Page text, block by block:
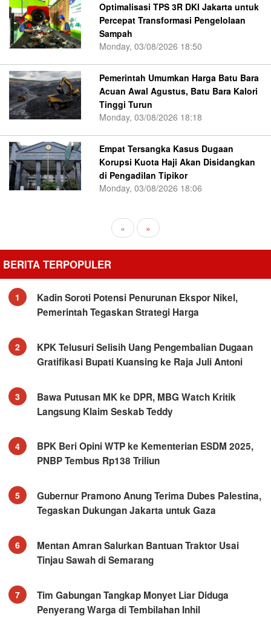
Optimalisasi TPS 3R DKI Jakarta untuk
Percepat Transformasi Pengelolaan
Sampah
Monday, 03/08/2026 18:50
Pemerintah Umumkan Harga Batu Bara
Acuan Awal Agustus, Batu Bara Kalori
Tinggi Turun
Monday, 03/08/2026 18:18
Empat Tersangka Kasus Dugaan
Korupsi Kuota Haji Akan Disidangkan
di Pengadilan Tipikor
Monday, 03/08/2026 18:06
« »
BERITA TERPOPULER
1
Kadin Soroti Potensi Penurunan Ekspor Nikel,
Pemerintah Tegaskan Strategi Harga
2
KPK Telusuri Selisih Uang Pengembalian Dugaan
Gratifikasi Bupati Kuansing ke Raja Juli Antoni
3
Bawa Putusan MK ke DPR, MBG Watch Kritik
Langsung Klaim Seskab Teddy
4
BPK Beri Opini WTP ke Kementerian ESDM 2025,
PNBP Tembus Rp138 Triliun
5
Gubernur Pramono Anung Terima Dubes Palestina,
Tegaskan Dukungan Jakarta untuk Gaza
6
Mentan Amran Salurkan Bantuan Traktor Usai
Tinjau Sawah di Semarang
7
Tim Gabungan Tangkap Monyet Liar Diduga
Penyerang Warga di Tembilahan Inhil